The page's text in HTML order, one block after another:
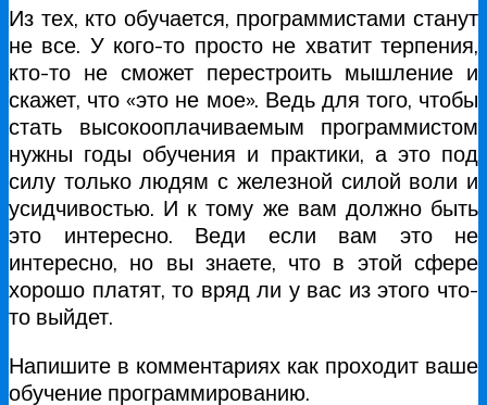
Из тех, кто обучается, программистами станут
не все. У кого-то просто не хватит терпения,
кто-то не сможет перестроить мышление и
скажет, что «это не мое». Ведь для того, чтобы
стать высокооплачиваемым программистом
нужны годы обучения и практики, а это под
силу только людям с железной силой воли и
усидчивостью. И к тому же вам должно быть
это интересно. Веди если вам это не
интересно, но вы знаете, что в этой сфере
хорошо платят, то вряд ли у вас из этого что-
то выйдет.
Напишите в комментариях как проходит ваше
обучение программированию.